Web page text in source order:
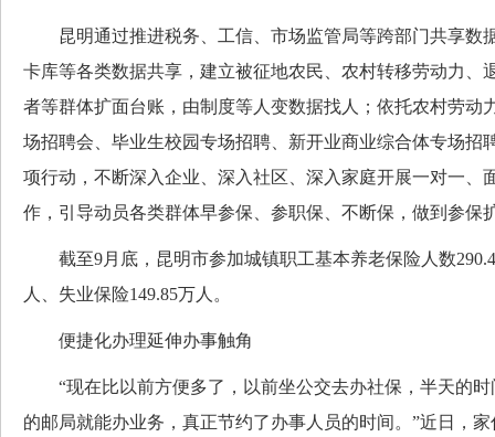
昆明通过推进税务、工信、市场监管局等跨部门共享数
卡库等各类数据共享，建立被征地农民、农村转移劳动力、
者等群体扩面台账，由制度等人变数据找人；依托农村劳动
场招聘会、毕业生校园专场招聘、新开业商业综合体专场招
项行动，不断深入企业、深入社区、深入家庭开展一对一、
作，引导动员各类群体早参保、参职保、不断保，做到参保
截至9月底，昆明市参加城镇职工基本养老保险人数
人、失业保险149.85万人。
便捷化办理延伸办事触角
“现在比以前方便多了，以前坐公交去办社保，半天的时
的邮局就能办业务，真正节约了办事人员的时间。”近日，